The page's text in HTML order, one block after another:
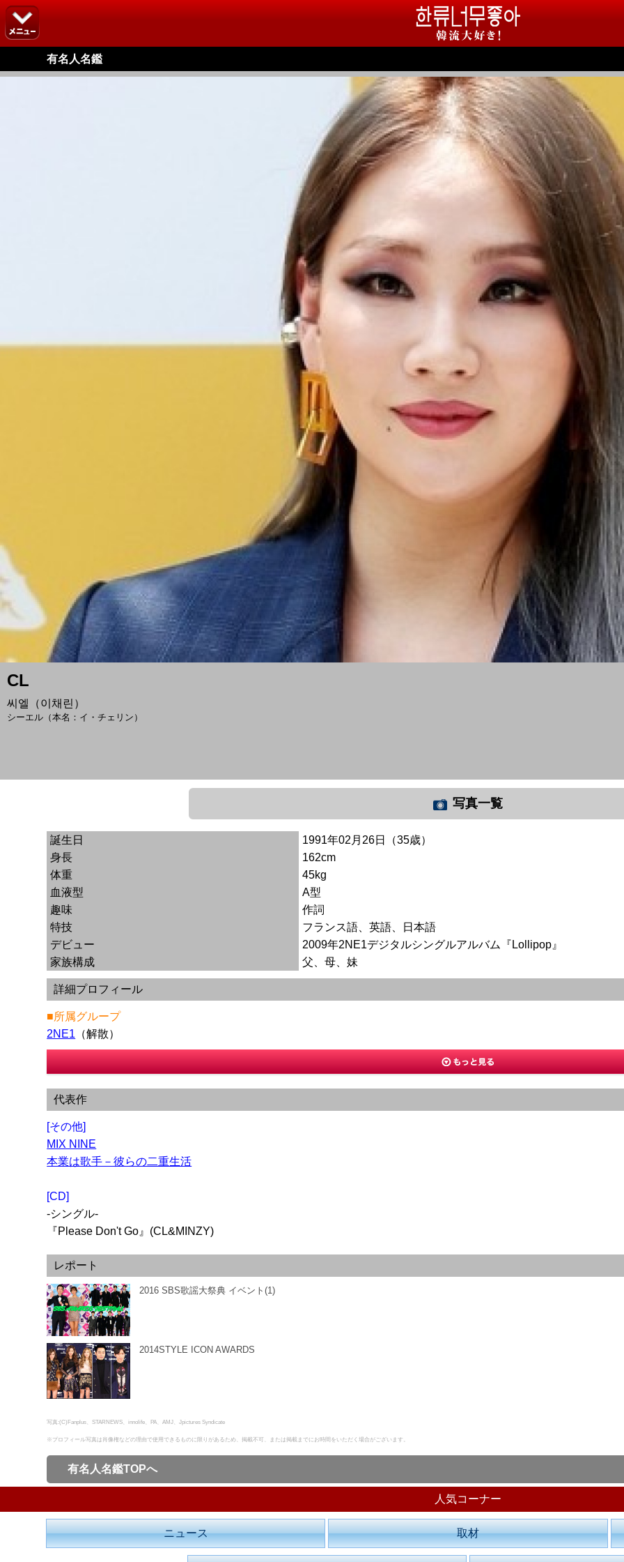
有名人名鑑
CL
씨엘（이채린）
シーエル（本名：イ・チェリン）
写真一覧
誕生日
1991年02月26日（35歳）
身長
162cm
体重
45kg
血液型
A型
趣味
作詞
特技
フランス語、英語、日本語
デビュー
2009年2NE1デジタルシングルアルバム『Lollipop』
家族構成
父、母、妹
詳細プロフィール
■所属グループ
2NE1 （解散）
代表作
[その他]
MIX NINE
本業は歌手－彼らの二重生活
[CD]
-シングル-
『Please Don't Go』(CL&MINZY)
レポート
2016 SBS歌謡大祭典 イベント(1)
2014STYLE ICON AWARDS
写真:(C)Fanplus、STARNEWS、innolife、PA、AMJ、Jpictures Syndicate
※プロフィール写真は肖像権などの理由で使用できるものに限りがあるため、掲載不可、または掲載までにお時間をいただく場合がございます。
有名人名鑑TOPへ
人気コーナー
ニュース 取材